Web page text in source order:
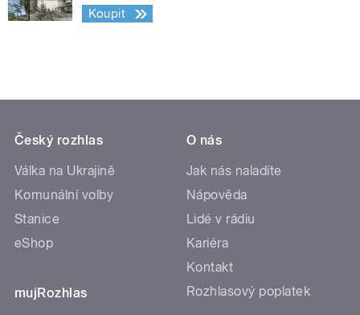
Koupit
Český rozhlas
Válka na Ukrajině
Komunální volby
Stanice
eShop
mujRozhlas
O nás
Jak nás naladíte
Nápověda
Lidé v rádiu
Kariéra
Kontakt
Rozhlasový poplatek